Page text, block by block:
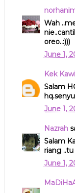
Wah
oreo..:)))
June 1,
Kek
Salam
June 1,
Nazrah
Salam
riang
June 1,